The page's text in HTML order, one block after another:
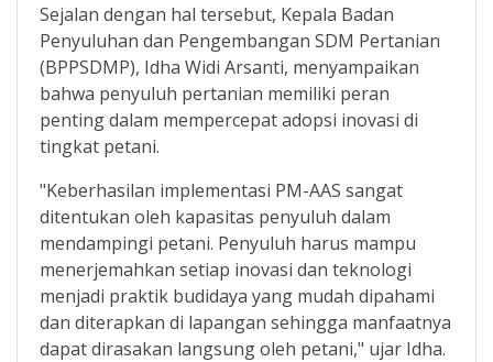
Sejalan dengan hal tersebut, Kepala Badan
Penyuluhan dan Pengembangan SDM Pertanian
(BPPSDMP), Idha Widi Arsanti, menyampaikan
bahwa penyuluh pertanian memiliki peran
penting dalam mempercepat adopsi inovasi di
tingkat petani.
"Keberhasilan implementasi PM-AAS sangat
ditentukan oleh kapasitas penyuluh dalam
mendampingi petani. Penyuluh harus mampu
menerjemahkan setiap inovasi dan teknologi
menjadi praktik budidaya yang mudah dipahami
dan diterapkan di lapangan sehingga manfaatnya
dapat dirasakan langsung oleh petani," ujar Idha.